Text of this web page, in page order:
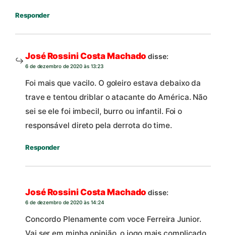
Responder
José Rossini Costa Machado disse:
6 de dezembro de 2020 às 13:23
Foi mais que vacilo. O goleiro estava debaixo da
trave e tentou driblar o atacante do América. Não
sei se ele foi imbecil, burro ou infantil. Foi o
responsável direto pela derrota do time.
Responder
José Rossini Costa Machado disse:
6 de dezembro de 2020 às 14:24
Concordo Plenamente com voce Ferreira Junior.